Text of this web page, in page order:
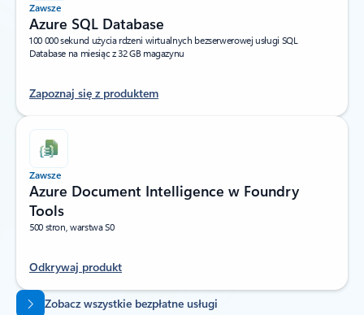
Zawsze
Azure SQL Database
100 000 sekund użycia rdzeni wirtualnych bezserwerowej usługi SQL
Database na miesiąc z 32 GB magazynu
Zapoznaj się z produktem
Zawsze
Azure Document Intelligence w Foundry
Tools
500 stron, warstwa S0
Odkrywaj produkt
Powrót do kart
Zobacz wszystkie bezpłatne usługi